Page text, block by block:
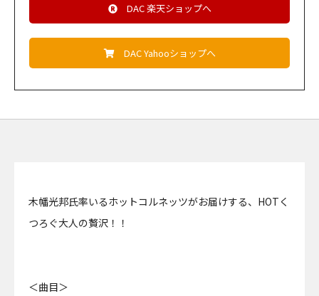
DAC 楽天ショップへ
DAC Yahooショップへ
木幡光邦氏率いるホットコルネッツがお届けする、HOTく
つろぐ大人の贅沢！！
＜曲目＞